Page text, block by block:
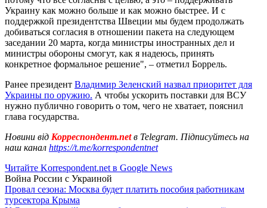
Украину как можно больше и как можно быстрее. И с
поддержкой президентства Швеции мы будем продолжать
добиваться согласия в отношении пакета на следующем
заседании 20 марта, когда министры иностранных дел и
министры обороны смогут, как я надеюсь, принять
конкретное формальное решение", – отметил Боррель.
Ранее президент Владимир Зеленский назвал приоритет для
Украины по оружию. А чтобы ускорить поставки для ВСУ
нужно публично говорить о том, чего не хватает, пояснил
глава государства.
Новини від Корреспондент.netв Telegram. Підписуйтесь на
наш канал https://t.me/korrespondentnet
Читайте Korrespondent.net в Google News
Война России с Украиной
Провал сезона: Москва будет платить пособия работникам
турсектора Крыма